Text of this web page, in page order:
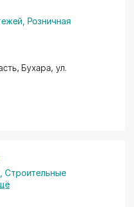
Розничная
Бухара,ул.
Строительные